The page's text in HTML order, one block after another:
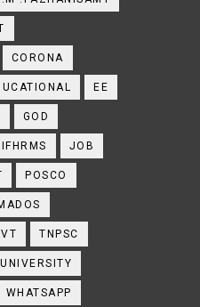
CORONA
EE
GOD
IFHRMS JOB
POSCO
TNPSC
UNIVERSITY
WHATSAPP